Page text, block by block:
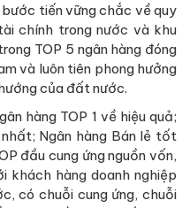
tiến vững chắc về quy
chính trong nước và khu
TOP 5 ngân hàng đóng
và luôn tiên phong hưởng
của đất nước.
hàng TOP 1 về hiệu quả;
Ngân hàng Bán lẻ tốt
đầu cung ứng nguồn vốn,
khách hàng doanh nghiệp
có chuỗi cung ứng, chuỗi